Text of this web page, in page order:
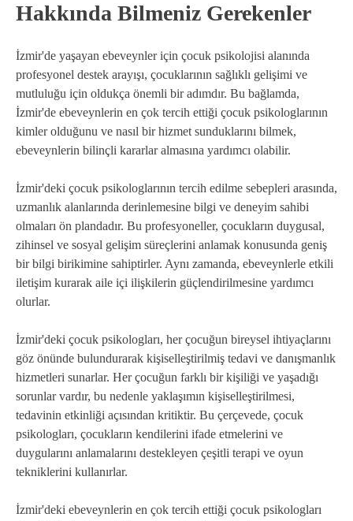
Hakkında Bilmeniz Gerekenler
İzmir'de yaşayan ebeveynler için çocuk psikolojisi alanında
profesyonel destek arayışı, çocuklarının sağlıklı gelişimi ve
mutluluğu için oldukça önemli bir adımdır. Bu bağlamda,
İzmir'de ebeveynlerin en çok tercih ettiği çocuk psikologlarının
kimler olduğunu ve nasıl bir hizmet sunduklarını bilmek,
ebeveynlerin bilinçli kararlar almasına yardımcı olabilir.
İzmir'deki çocuk psikologlarının tercih edilme sebepleri arasında,
uzmanlık alanlarında derinlemesine bilgi ve deneyim sahibi
olmaları ön plandadır. Bu profesyoneller, çocukların duygusal,
zihinsel ve sosyal gelişim süreçlerini anlamak konusunda geniş
bir bilgi birikimine sahiptirler. Aynı zamanda, ebeveynlerle etkili
iletişim kurarak aile içi ilişkilerin güçlendirilmesine yardımcı
olurlar.
İzmir'deki çocuk psikologları, her çocuğun bireysel ihtiyaçlarını
göz önünde bulundurarak kişiselleştirilmiş tedavi ve danışmanlık
hizmetleri sunarlar. Her çocuğun farklı bir kişiliği ve yaşadığı
sorunlar vardır, bu nedenle yaklaşımın kişiselleştirilmesi,
tedavinin etkinliği açısından kritiktir. Bu çerçevede, çocuk
psikologları, çocukların kendilerini ifade etmelerini ve
duygularını anlamalarını destekleyen çeşitli terapi ve oyun
tekniklerini kullanırlar.
İzmir'deki ebeveynlerin en çok tercih ettiği çocuk psikologları